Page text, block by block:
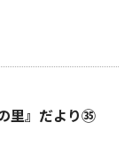
里』だより㉟